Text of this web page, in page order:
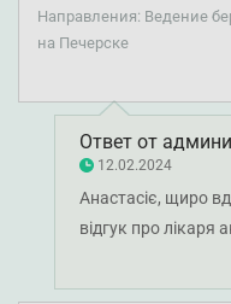
отзывчивая, с
Прекрасный врач,
Направления: Ведение
на Печерске
Ответ от
12.02.2024
Анастасіє, щиро
відгук про лікаря
Юрківську. Раді,
міцного здоров'я!